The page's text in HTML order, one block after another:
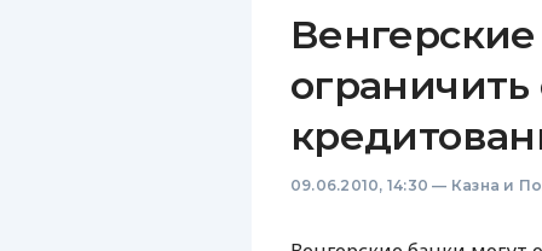
09.06.2010, 14:30 — Казна и